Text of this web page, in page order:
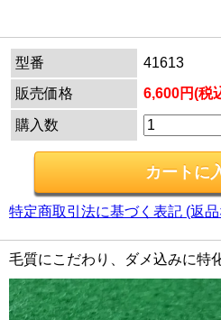
型番
41613
販売価格
6,600円(税
購入数
特定商取引法に基づく表記 (返
毛質にこだわり、ダメ込みに特